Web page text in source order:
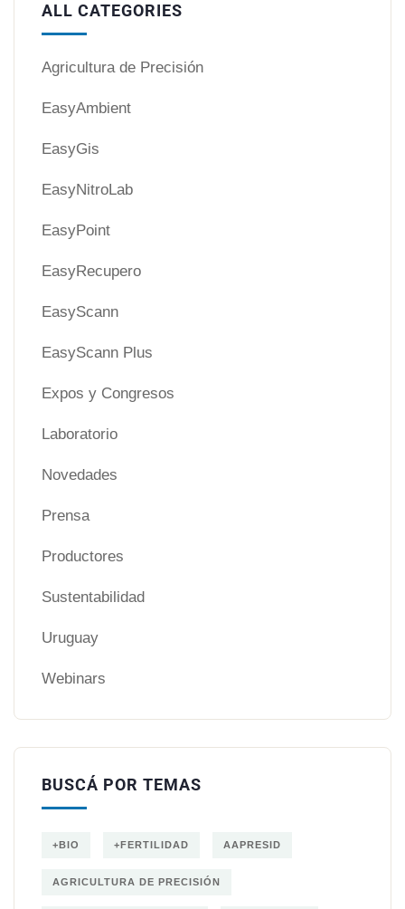
ALL CATEGORIES
Agricultura de Precisión
EasyAmbient
EasyGis
EasyNitroLab
EasyPoint
EasyRecupero
EasyScann
EasyScann Plus
Expos y Congresos
Laboratorio
Novedades
Prensa
Productores
Sustentabilidad
Uruguay
Webinars
BUSCÁ POR TEMAS
+BIO +FERTILIDAD AAPRESID
AGRICULTURA DE PRECISIÓN